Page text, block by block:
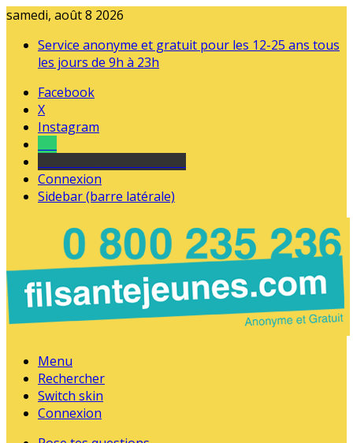
samedi, août 8 2026
Service anonyme et gratuit pour les 12-25 ans tous
les jours de 9h à 23h
Facebook
X
Instagram
Connexion
Sidebar (barre latérale)
Menu
Rechercher
Switch skin
Connexion